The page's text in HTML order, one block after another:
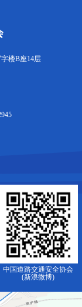
楼B座14层
中国道路交通安全协会
(新浪微博)